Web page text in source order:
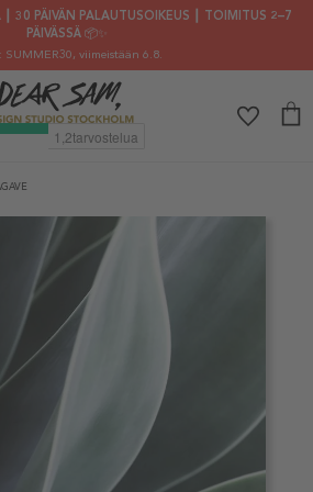
30 PÄIVÄN PALAUTUSOIKEUS ┃ TOIMITUS 2–7
PÄIVÄSSÄ 📦✨
SUMMER30, viimeistään 6.8.